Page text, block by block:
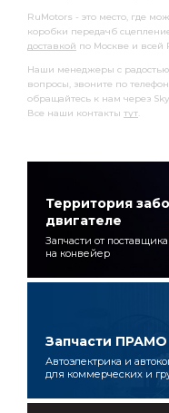
RuMotors - это место, где
коробки передачб
доставкой по Москве и всей
Наши менеджеры с
вопросы, звоните по
обращайтесь к нам через
Все наши контакты тут.
Территория
двигателе
Запчасти от поставщика
на конвейер
Запчасти ПРАМО
Автоэлектрика и
для коммерческих и